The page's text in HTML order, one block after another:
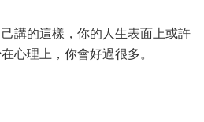
講的這樣，你的人生表面上或許
心理上，你會好過很多。